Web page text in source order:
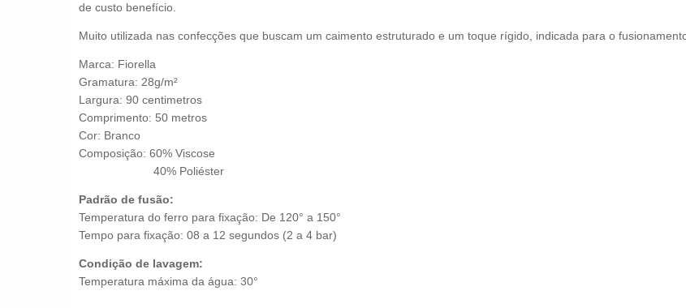
de custo benefício.
Muito utilizada nas confecções que buscam um caimento estruturado e um toque rígido, indicada para o
Marca: Fiorella
Gramatura: 28g/m²
Largura: 90 centimetros
Comprimento: 50 metros
Cor: Branco
Composição: 60% Viscose
40% Poliéster
Padrão de fusão:
Temperatura do ferro para fixação: De 120° a 150°
Tempo para fixação: 08 a 12 segundos (2 a 4 bar)
Condição de lavagem:
Temperatura máxima da água: 30°